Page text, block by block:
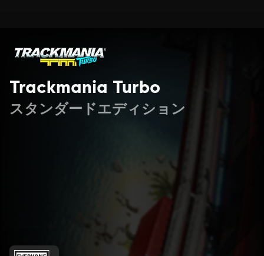
Trackmania Turbo
スタンダードエディション